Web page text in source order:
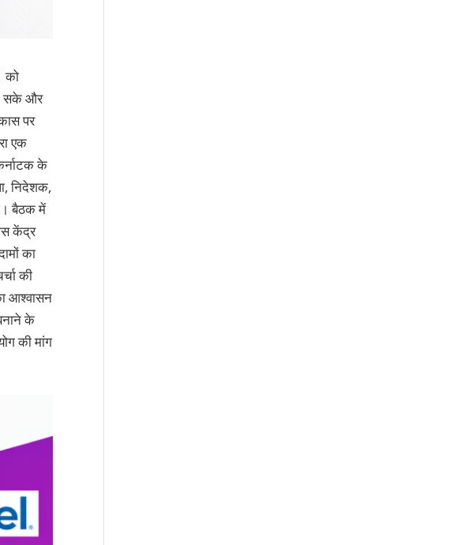
को
सके और
पर
एक
के
निदेशक,
बैठक में
केंद्र
का
की
आश्वासन
के
की मांग